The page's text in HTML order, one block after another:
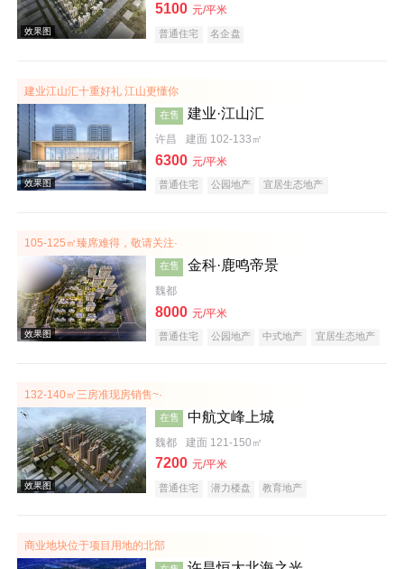
实景图
效果图
5100 元/平米
普通住宅 名企盘
建业江山汇十重好礼 江山更懂你
在售 建业·江山汇
许昌 建面 102-133㎡
6300 元/平米
普通住宅 公园地产 宜居生态地产
105-125㎡臻席难得，敬请关注·
在售 金科·鹿鸣帝景
魏都
8000 元/平米
普通住宅 公园地产 中式地产
宜居生态地产
132-140㎡三房准现房销售~·
在售 中航文峰上城
魏都 建面 121-150㎡
7200 元/平米
普通住宅 潜力楼盘 教育地产
商业地块位于项目用地的北部